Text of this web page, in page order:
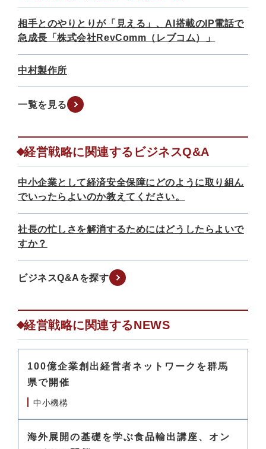
相手とのやりとりが「見える」、AI搭載のIP電話で
急成長「株式会社RevComm（レブコム）」
中村製作所
一覧を見る
経営戦略に関連するビジネスQ&A
中小企業として経済安全保障にどのように取り組ん
でいったらよいのか教えてください。
社長の忙しさを解消するためにはどうしたらよいで
すか？
ビジネスQ&Aを探す
経営戦略に関連するNEWS
100億企業創出経営者ネットワークを群馬
県で開催
中小機構
海外展開の基礎を学ぶ食品輸出講座、オン